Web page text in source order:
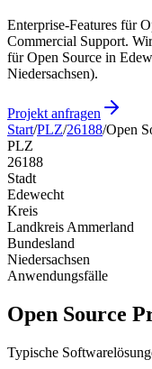
Enterprise-Features für
Commercial Support.
für Open Source in
Niedersachsen).
Projekt anfragen
Start/PLZ/26188/Open
PLZ
26188
Stadt
Edewecht
Kreis
Landkreis Ammerland
Bundesland
Niedersachsen
Anwendungsfälle
Open Source
Typische